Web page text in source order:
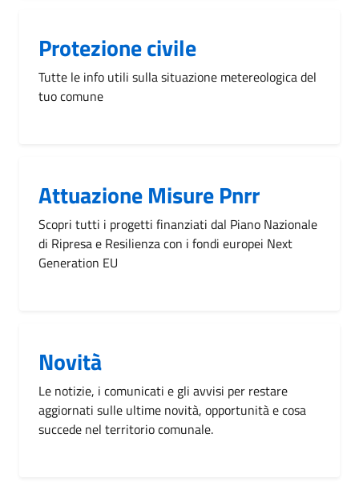
Protezione civile
Tutte le info utili sulla situazione metereologica del
tuo comune
Attuazione Misure Pnrr
Scopri tutti i progetti finanziati dal Piano Nazionale
di Ripresa e Resilienza con i fondi europei Next
Generation EU
Novità
Le notizie, i comunicati e gli avvisi per restare
aggiornati sulle ultime novità, opportunità e cosa
succede nel territorio comunale.